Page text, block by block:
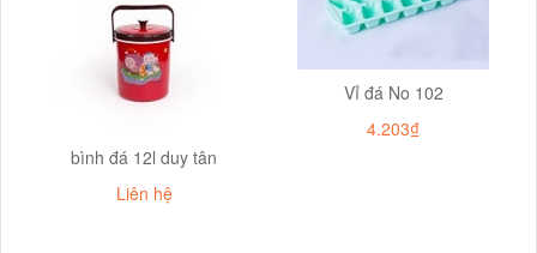
bình đá 12l duy tân
Liên hệ
Vỉ đá No 102
4.203₫